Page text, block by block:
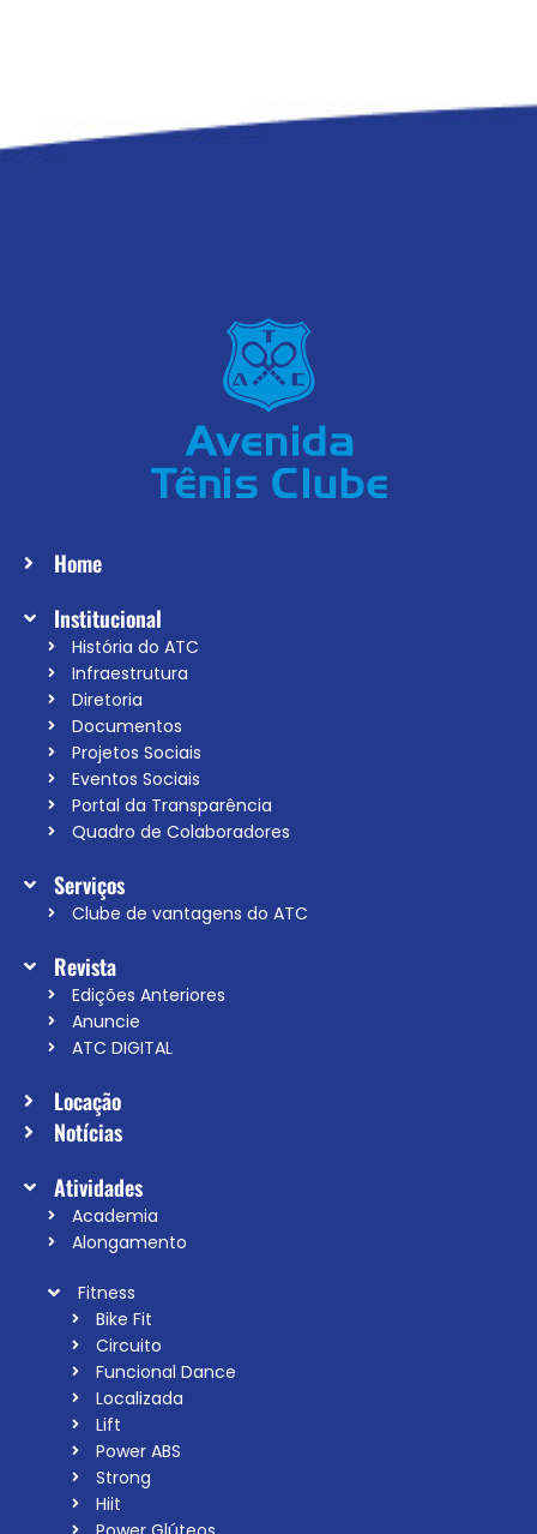
Home
Institucional
História do ATC
Infraestrutura
Diretoria
Documentos
Projetos Sociais
Eventos Sociais
Portal da Transparência
Quadro de Colaboradores
Serviços
Clube de vantagens do ATC
Revista
Edições Anteriores
Anuncie
ATC DIGITAL
Locação
Notícias
Atividades
Academia
Alongamento
Fitness
Bike Fit
Circuito
Funcional Dance
Localizada
Lift
Power ABS
Strong
Hiit